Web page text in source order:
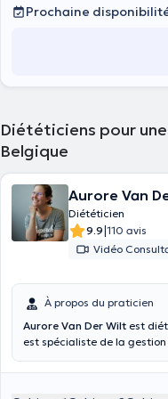
plutôt une adaptation
alimentation saine et
Prochaine
Diététiciens pour
Belgique
Aurore Van
Diététicien
9.9|110 avis
Vidéo
À propos du praticien
Aurore Van Der Wilt est
est spécialiste de la
allergies et intolérances